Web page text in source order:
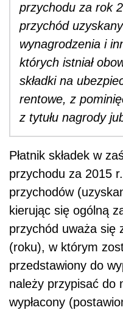
przychodu za rok
przychód
wynagrodzenia i
których istniał
składki na
rentowe, z
z tytułu nagrody
Płatnik składek w
przychodu za 2015
przychodów
kierując się ogólną
przychód uważa się
(roku), w którym
przedstawiony do
należy przypisać do
wypłacony